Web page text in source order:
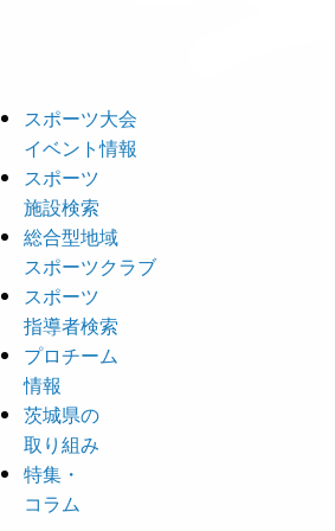
スポーツ大会
イベント情報
スポーツ
施設検索
総合型地域
スポーツクラブ
スポーツ
指導者検索
プロチーム
情報
茨城県の
取り組み
特集・
コラム